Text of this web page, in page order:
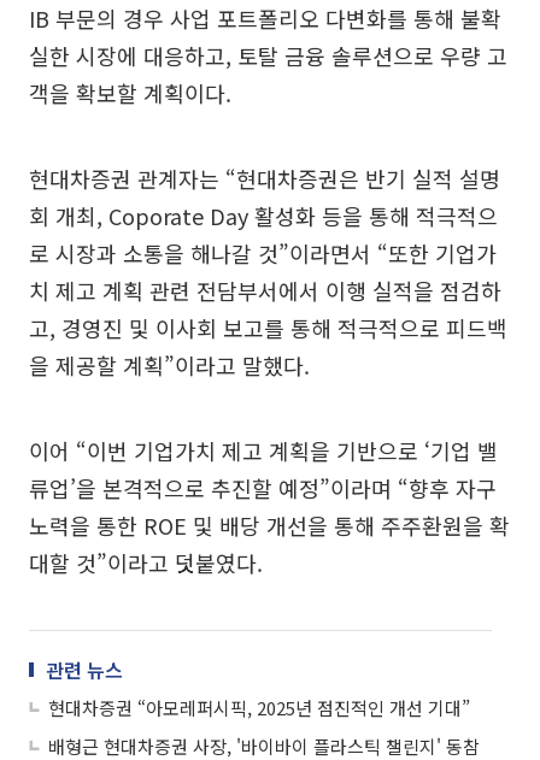
IB 부문의 경우 사업 포트폴리오 다변화를 통해 불확
실한 시장에 대응하고, 토탈 금융 솔루션으로 우량 고
객을 확보할 계획이다.
현대차증권 관계자는 “현대차증권은 반기 실적 설명
회 개최, Coporate Day 활성화 등을 통해 적극적으
로 시장과 소통을 해나갈 것”이라면서 “또한 기업가
치 제고 계획 관련 전담부서에서 이행 실적을 점검하
고, 경영진 및 이사회 보고를 통해 적극적으로 피드백
을 제공할 계획”이라고 말했다.
이어 “이번 기업가치 제고 계획을 기반으로 ‘기업 밸
류업’을 본격적으로 추진할 예정”이라며 “향후 자구
노력을 통한 ROE 및 배당 개선을 통해 주주환원을 확
대할 것”이라고 덧붙였다.
관련 뉴스
현대차증권 “아모레퍼시픽, 2025년 점진적인 개선 기대”
배형근 현대차증권 사장, '바이바이 플라스틱 챌린지' 동참